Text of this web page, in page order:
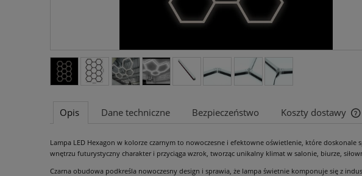
Opis Dane techniczne Bezpieczeństwo Koszty dostawy
Lampa LED Hexagon w kolorze czarnym to nowoczesne i efektowne oświetlenie, które
wnętrzu futurystyczny charakter i przyciąga wzrok, tworząc unikalny klimat w salonie, biurze,
Czarna obudowa podkreśla nowoczesny design i sprawia, że lampa świetnie komponuje się z